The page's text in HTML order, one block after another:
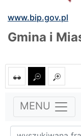
www.bip.gov.pl
Gmina i
MENU